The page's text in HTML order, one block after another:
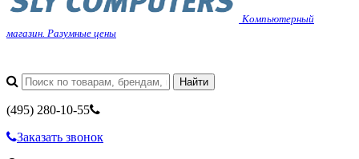
Компьютерный
магазин. Разумные цены
(495) 280-10-55
Заказать звонок